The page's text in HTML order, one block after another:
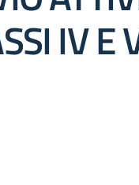
IV E